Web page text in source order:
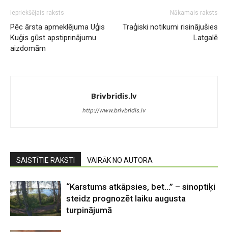
Iepriekšējais raksts
Pēc ārsta apmeklējuma Uģis
Kuģis gūst apstiprinājumu
aizdomām
Nākamais raksts
Traģiski notikumi risinājušies
Latgalē
Brivbridis.lv
http://www.brivbridis.lv
SAISTĪTIE RAKSTI VAIRĀK NO AUTORA
“Karstums atkāpsies, bet…” – sinoptiķi
steidz prognozēt laiku augusta
turpinājumā